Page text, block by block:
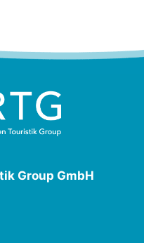
Group GmbH